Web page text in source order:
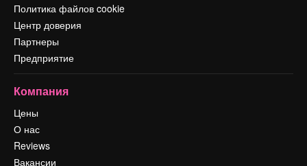
Политика файлов cookie
Центр доверия
Партнеры
Предприятие
Компания
Цены
О нас
Reviews
Вакансии